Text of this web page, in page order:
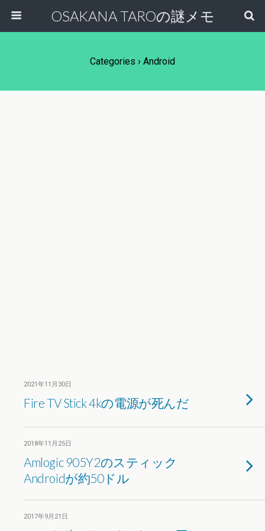
OSAKANA TAROの謎メモ
Categories › Android
2021年11月30日
Fire TV Stick 4kの電源が死んだ
2018年11月25日
Amlogic 905Y2のスティック
Androidが約50ドル
2017年9月21日